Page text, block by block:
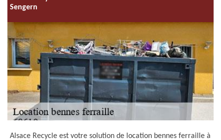
Sengern
Alsace Recycle est votre solution de location bennes ferraille à